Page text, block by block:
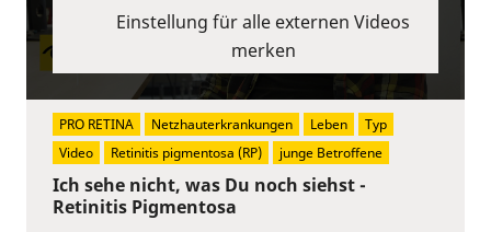
Ich sehe nicht, was Du noch siehst -
Retinitis Pigmentosa
Einstellung für alle externen Videos
merken
PRO RETINA Netzhauterkrankungen Leben
Typ
Video
Retinitis pigmentosa (RP) junge Betroffene